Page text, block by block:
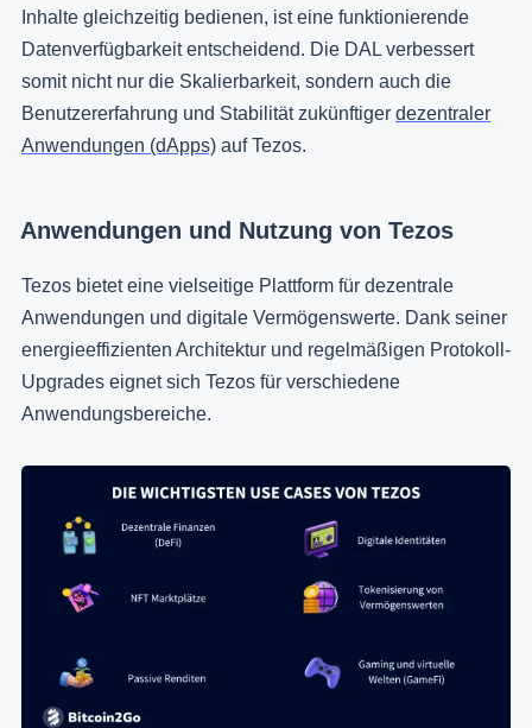
Inhalte gleichzeitig bedienen, ist eine funktionierende
Datenverfügbarkeit entscheidend. Die DAL verbessert
somit nicht nur die Skalierbarkeit, sondern auch die
Benutzererfahrung und Stabilität zukünftiger dezentraler
Anwendungen (dApps) auf Tezos.
Anwendungen und Nutzung von Tezos
Tezos bietet eine vielseitige Plattform für dezentrale
Anwendungen und digitale Vermögenswerte. Dank seiner
energieeffizienten Architektur und regelmäßigen Protokoll-
Upgrades eignet sich Tezos für verschiedene
Anwendungsbereiche.